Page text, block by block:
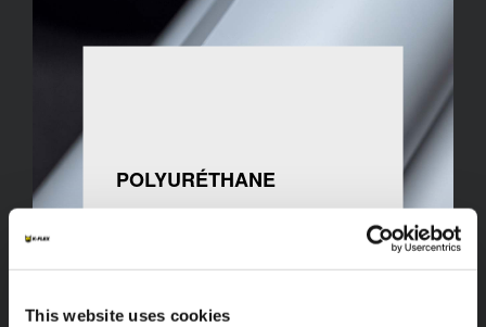
This website uses cookies
POLYURÉTHANE